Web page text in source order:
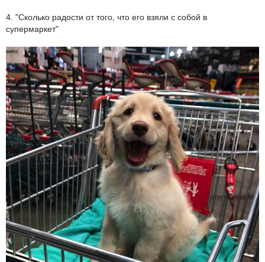
4. "Сколько радости от того, что его взяли с собой в
супермаркет"